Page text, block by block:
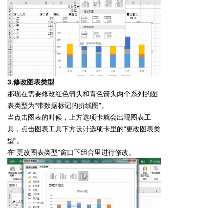
3.修改图表类型
那现在需要修改红色箭头和青色箭头两个系列的图
表类型为“带数据标记的折线图”。
当点击图表的时候，上方选项卡就会出现图表工
具，点击图表工具下方设计选项卡里的“更改图表类
型”。
在“更改图表类型”窗口下组合里进行修改。